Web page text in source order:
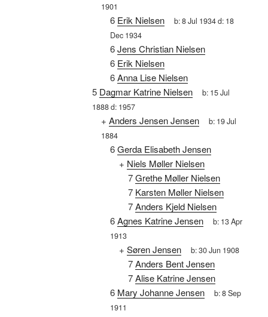
1901
6 Erik Nielsen b:8 Jul 1934d: 18
Dec 1934
6Jens Christian Nielsen
6 Erik Nielsen
6Anna Lise Nielsen
5 Dagmar Katrine Nielsen b: 15 Jul
1888d: 1957
+ Anders Jensen Jensen b: 19 Jul
1884
6Gerda Elisabeth Jensen
+ Niels Møller Nielsen
7Grethe Møller Nielsen
7 Karsten Møller Nielsen
7Anders Kjeld Nielsen
6Agnes Katrine Jensen b: 13 Apr
1913
+ Søren Jensen b:30 Jun 1908
7Anders Bent Jensen
7Alise Katrine Jensen
6 Mary Johanne Jensen b:8 Sep
1911